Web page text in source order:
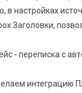
в настройках
Заголовки,
- переписка с
интеграцию